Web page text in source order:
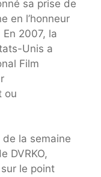
sa prise de
en l’honneur
En 2007, la
Unis a
Film
ou
la semaine
DVRKO,
le point